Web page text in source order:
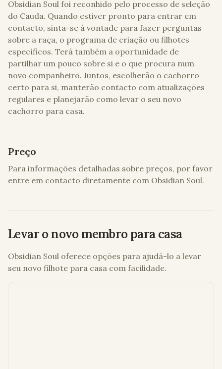
Obsidian Soul foi reconhido pelo processo de seleção
do Cauda. Quando estiver pronto para entrar em
contacto, sinta-se à vontade para fazer perguntas
sobre a raça, o programa de criação ou filhotes
específicos. Terá também a oportunidade de
partilhar um pouco sobre si e o que procura num
novo companheiro. Juntos, escolherão o cachorro
certo para si, manterão contacto com atualizações
regulares e planejarão como levar o seu novo
cachorro para casa.
Preço
Para informações detalhadas sobre preços, por favor
entre em contacto diretamente com Obsidian Soul.
Levar o novo membro para casa
Obsidian Soul oferece opções para ajudá-lo a levar
seu novo filhote para casa com facilidade.